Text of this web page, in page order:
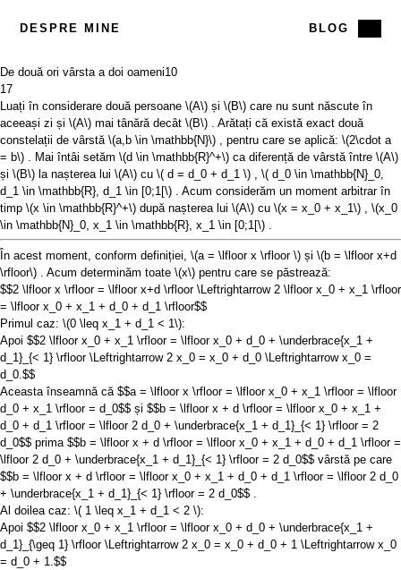
DESPRE MINE BLOG
De două ori vârsta a doi oameni10
17
Luați în considerare două persoane \(A\) și \(B\) care nu sunt născute în
aceeași zi și \(A\) mai tânără decât \(B\) . Arătați că există exact două
constelații de vârstă \(a,b \in \mathbb{N}\) , pentru care se aplică: \(2\cdot a
= b\) . Mai întâi setăm \(d \in \mathbb{R}^+\) ca diferență de vârstă între \(A\)
și \(B\) la nașterea lui \(A\) cu \( d = d_0 + d_1 \)
\( d_0 \in \mathbb{N}_0,
d_1 \in \mathbb{R}, d_1 \in [0;1[\) . Acum considerăm un moment arbitrar în
timp \(x \in \mathbb{R}^+\) după nașterea lui \(A\) cu \(x = x_0 + x_1\)
\(x_0
\in \mathbb{N}_0, x_1 \in \mathbb{R}, x_1 \in [0;1[\)
În acest moment, conform definiției, \(a = \lfloor x \rfloor \) și \(b = \lfloor x+d
\rfloor\) . Acum determinăm toate \(x\) pentru care se păstrează:
$$2 \lfloor x \rfloor = \lfloor x+d \rfloor \Leftrightarrow 2 \lfloor x_0 + x_1 \rfloor
= \lfloor x_0 + x_1 + d_0 + d_1 \rfloor$$
Primul caz: \(0 \leq x_1 + d_1 < 1\):
Apoi $$2 \lfloor x_0 + x_1 \rfloor = \lfloor x_0 + d_0 + \underbrace{x_1 +
d_1}_{< 1} \rfloor \Leftrightarrow 2 x_0 = x_0 + d_0 \Leftrightarrow x_0 =
d_0.$$
Aceasta înseamnă că $$a = \lfloor x \rfloor = \lfloor x_0 + x_1 \rfloor = \lfloor
d_0 + x_1 \rfloor = d_0$$ și $$b = \lfloor x + d \rfloor = \lfloor x_0 + x_1 +
d_0 + d_1 \rfloor = \lfloor 2 d_0 + \underbrace{x_1 + d_1}_{< 1} \rfloor = 2
d_0$$ prima $$b = \lfloor x + d \rfloor = \lfloor x_0 + x_1 + d_0 + d_1 \rfloor =
\lfloor 2 d_0 + \underbrace{x_1 + d_1}_{< 1} \rfloor = 2 d_0$$ vârstă pe care
$$b = \lfloor x + d \rfloor = \lfloor x_0 + x_1 + d_0 + d_1 \rfloor = \lfloor 2 d_0
+ \underbrace{x_1 + d_1}_{< 1} \rfloor = 2 d_0$$
Al doilea caz: \( 1 \leq x_1 + d_1 < 2 \):
Apoi $$2 \lfloor x_0 + x_1 \rfloor = \lfloor x_0 + d_0 + \underbrace{x_1 +
d_1}_{\geq 1} \rfloor \Leftrightarrow 2 x_0 = x_0 + d_0 + 1 \Leftrightarrow x_0
= d_0 + 1.$$